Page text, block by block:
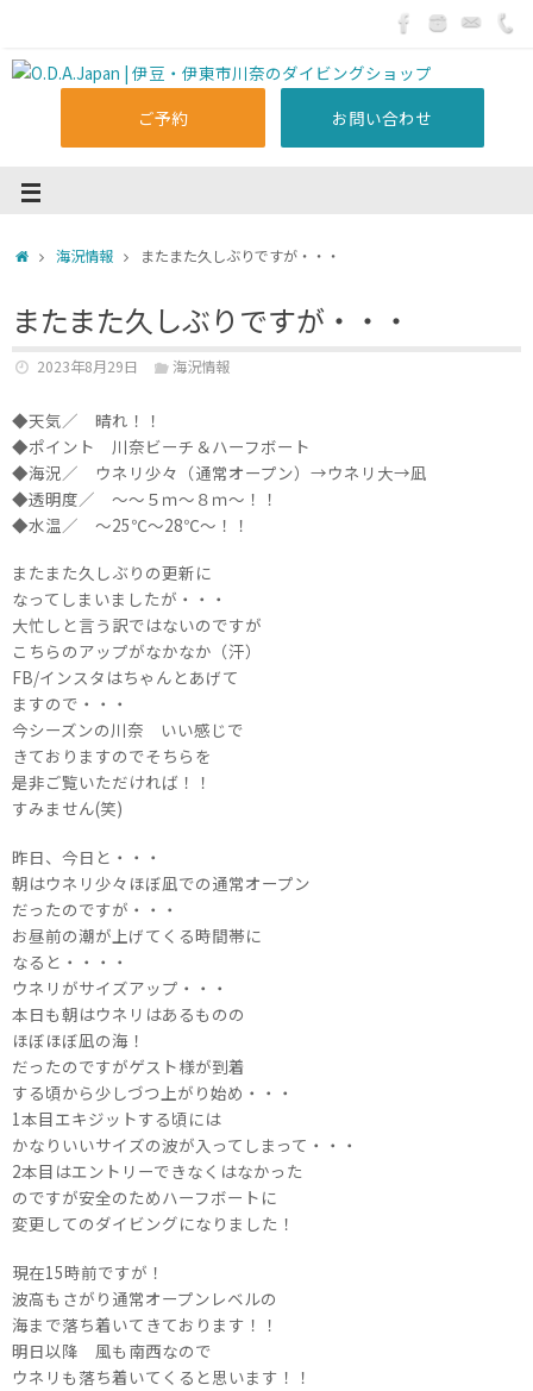
ご予約 お問い合わせ
海況情報 またまた久しぶりですが・・・
またまた久しぶりですが・・・
2023年8月29日 海況情報
◆天気／ 晴れ！！
◆ポイント 川奈ビーチ＆ハーフボート
◆海況／ ウネリ少々（通常オープン）→ウネリ大→凪
◆透明度／ ～～５ｍ～８ｍ～！！
◆水温／ ～25℃～28℃～！！
またまた久しぶりの更新に
なってしまいましたが・・・
大忙しと言う訳ではないのですが
こちらのアップがなかなか（汗）
FB/インスタはちゃんとあげて
ますので・・・
今シーズンの川奈 いい感じで
きておりますのでそちらを
是非ご覧いただければ！！
すみません(笑)
昨日、今日と・・・
朝はウネリ少々ほぼ凪での通常オープン
だったのですが・・・
お昼前の潮が上げてくる時間帯に
なると・・・・
ウネリがサイズアップ・・・
本日も朝はウネリはあるものの
ほぼほぼ凪の海！
だったのですがゲスト様が到着
する頃から少しづつ上がり始め・・・
1本目エキジットする頃には
かなりいいサイズの波が入ってしまって・・・
2本目はエントリーできなくはなかった
のですが安全のためハーフボートに
変更してのダイビングになりました！
現在15時前ですが！
波高もさがり通常オープンレベルの
海まで落ち着いてきております！！
明日以降 風も南西なので
ウネリも落ち着いてくると思います！！